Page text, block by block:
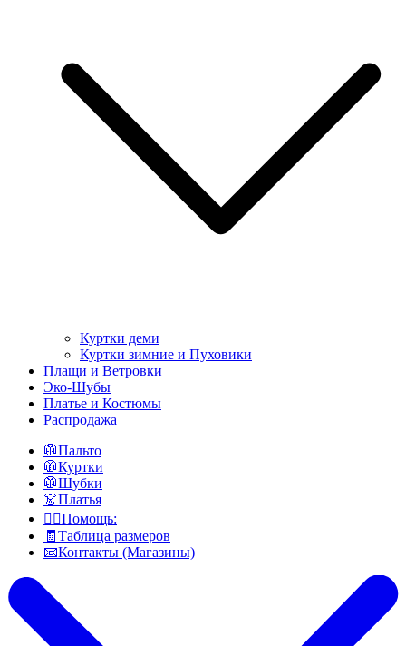
Куртки деми
Куртки зимние и Пуховики
Плащи и Ветровки
Эко-Шубы
Платье и Костюмы
Распродажа
🥼Пальто
🧥Куртки
🥼Шубки
👗Платья
👍🏻Помощь:
🧾Таблица размеров
📧Контакты (Магазины)